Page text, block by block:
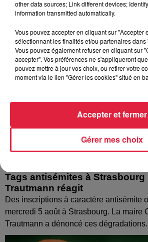
Tags antisémites à Strasbourg
Trautmann réagit
Des inscriptions à caractère antisémite
mercredi 5 août à Strasbourg. La maire
Trautmann a dénoncé ces
other data sources; Link different devices;
information transmitted automatically.
Vous pouvez accepter en cliquant sur "Accepter
sélectionnant les finalités et/ou partenaires dans
Vous pouvez également refuser en cliquant sur
accepter". Vos préférences ne s'appliqueront
pouvez mettre à jour vos choix, ou retirer votre
moment via le lien "Gérer les cookies" situé en
Gérer mes choix
Accepter et fermer